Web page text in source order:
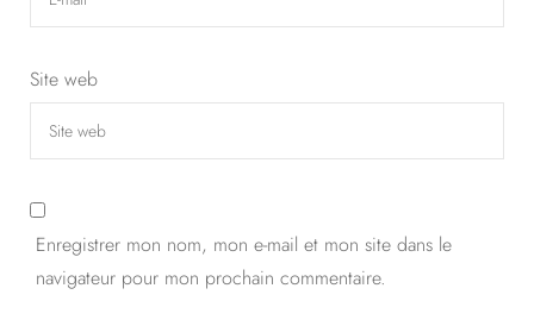
Site web
Enregistrer mon nom, mon e-mail et mon site dans le
navigateur pour mon prochain commentaire.